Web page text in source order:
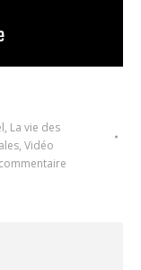
, La vie des
, Vidéo